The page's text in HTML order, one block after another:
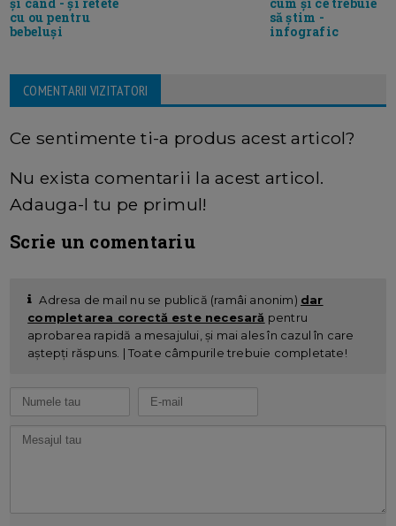
cu ou pentru
bebeluși
să știm -
infografic
COMENTARII VIZITATORI
Ce sentimente ti-a produs acest articol?
Nu exista comentarii la acest articol.
Adauga-l tu pe primul!
Scrie un comentariu
Adresa de mail nu se publică (ramâi anonim) dar
completarea corectă este necesară pentru
aprobarea rapidă a mesajului, și mai ales în cazul în care
aștepți răspuns. | Toate câmpurile trebuie completate!